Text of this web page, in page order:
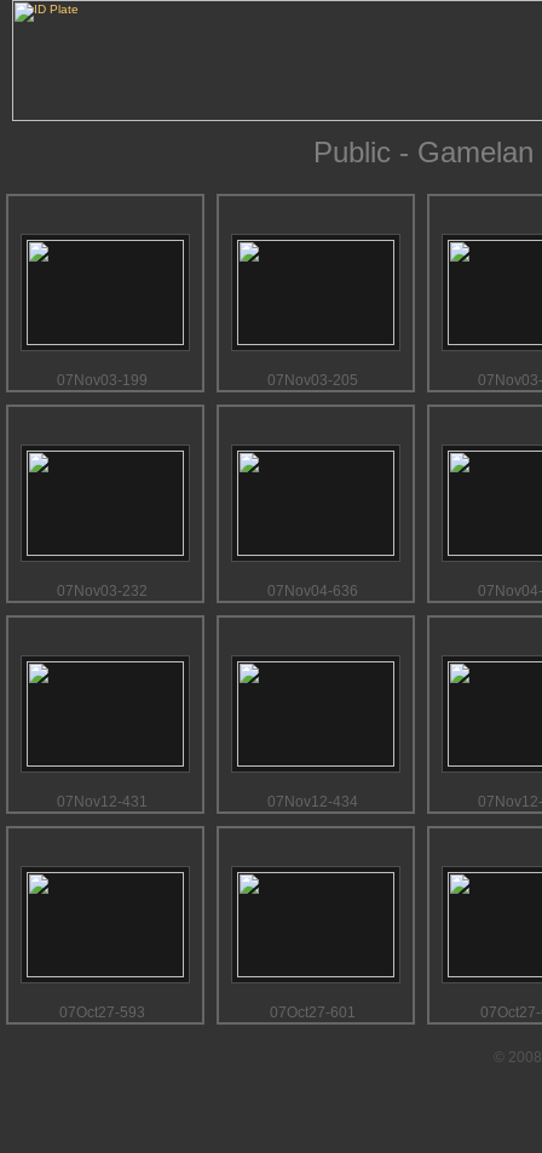
Public -
07Nov03-199 07Nov03-205
07Nov03-232 07Nov04-636
07Nov12-431 07Nov12-434
07Oct27-593 07Oct27-601
©